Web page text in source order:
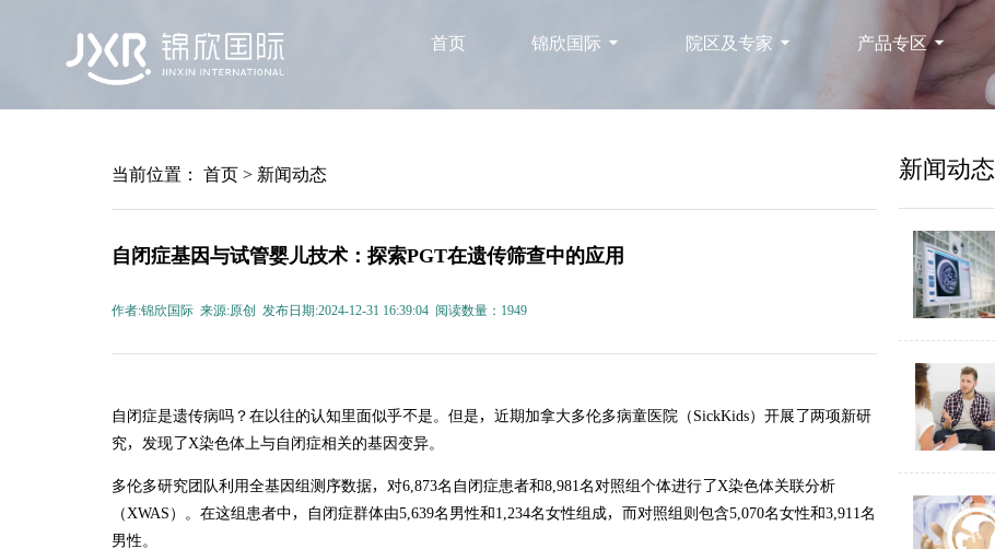
首页 锦欣国际 院区及专家 产品专区
当前位置： 首页 > 新闻动态
自闭症基因与试管婴儿技术：探索PGT在遗传筛查中的应用
作者:锦欣国际 来源:原创 发布日期:2024-12-31 16:39:04 阅读数量：1949
自闭症是遗传病吗？在以往的认知里面似乎不是。但是，近期加拿大多伦多病童医院（SickKids）开展了两项新研
究，发现了X染色体上与自闭症相关的基因变异。
多伦多研究团队利用全基因组测序数据，对6,873名自闭症患者和8,981名对照组个体进行了X染色体关联分析
（XWAS）。在这组患者中，自闭症群体由5,639名男性和1,234名女性组成，而对照组则包含5,070名女性和3,911名
男性。
新闻动态